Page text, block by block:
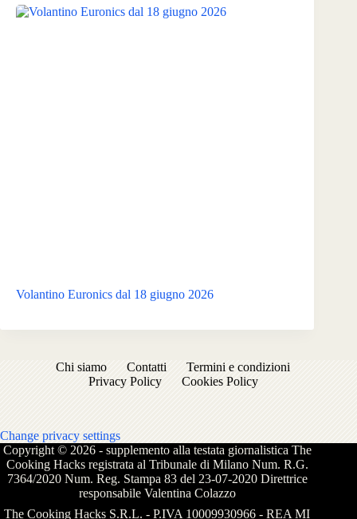
Volantino Euronics dal 18 giugno 2026
Chi siamo Contatti
Termini e condizioni
Privacy Policy
Cookies Policy
Change privacy settings
Copyright © 2026 - supplemento alla testata giornalistica The
Cooking Hacks registrata al Tribunale di Milano Num. R.G.
7364/2020 Num. Reg. Stampa 83 del 23-07-2020 Direttrice
responsabile Valentina Colazzo
The Cooking Hacks S.R.L. - P.IVA 10009930966 - REA MI